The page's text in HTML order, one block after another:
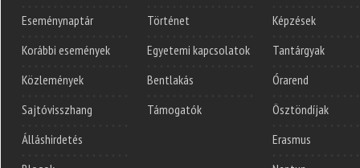
Eseménynaptár
Korábbi események
Közlemények
Sajtóvisszhang
Álláshirdetés
Történet
Egyetemi kapcsolatok
Bentlakás
Támogatók
Képzések
Tantárgyak
Órarend
Ösztöndíjak
Erasmus